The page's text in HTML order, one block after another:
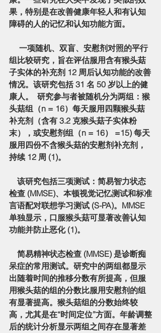
果，特别是在改善健康年轻人和有认知
障碍的人的记忆和认知功能方面。
组比较研究，旨在评估服用含有猴头菇
子实体的补充剂 12 周后认知功能的改善
情况。该研究包括 31 名 50 岁以上的健
康人。  研究参与者被随机分为两组：猴
头菇组（n = 16）每天服用四颗猴头菇
补充剂（含有 3.2 克猴头菇子实体粉
末），或安慰剂组（n = 16） =15) 每天
服用四份不含猴头菇的安慰剂补充剂，
持续 12 周 (1)。
检查 (MMSE)、本顿视觉记忆测试和标准
言语配对联想学习测试 (S-PA)。MMSE
单独显示，口服猴头菇可显著改善认知
功能并防止恶化 (1)。
呆症的常用测试。研究中的两组都显示
出随着时间的推移分数有所提高，但服
用猴头菇的组的分数比服用安慰剂的组
有显著提高。猴头菇组的分数始终较
高，尤其是在“时间定位”方面。年龄调整
后的统计分析显示两组之间存在显著差